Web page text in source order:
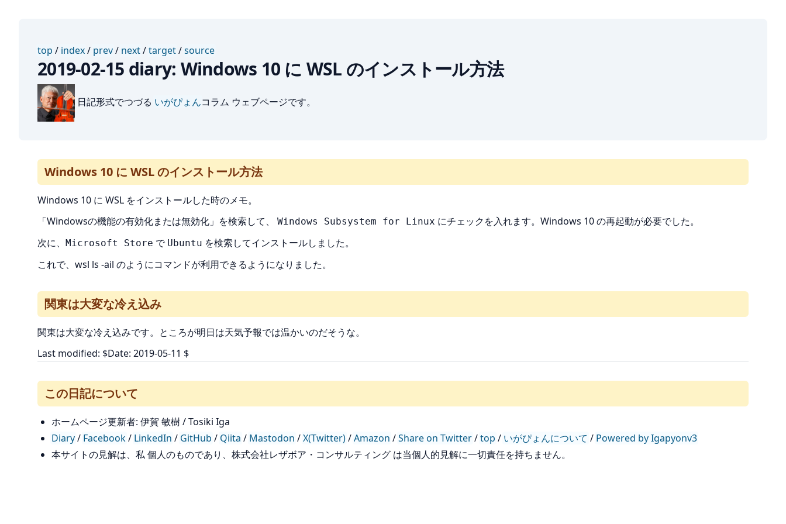
top / index/ prev/ next/target/source
2019-02-15 diary: Windows 10 に WSL のインストール方法
日記形式でつづる いがぴょんコラム ウェブページです。
Windows 10 に WSL のインストール方法
Windows 10 に WSL をインストールした時のメモ。
「Windowsの機能の有効化または無効化」を検索して、 Windows Subsystem for Linux にチェックを入れます。Windows 10 の再起動が必要でした。
次に、 Microsoft Store で Ubuntu を検索してインストールしました。
これで、wsl ls -ail のようにコマンドが利用できるようになりました。
関東は大変な冷え込み
関東は大変な冷え込みです。ところが明日は天気予報では温かいのだそうな。
Last modified: $Date: 2019-05-11 $
この日記について
ホームページ更新者: 伊賀 敏樹 / Tosiki Iga
Diary/ Facebook/ LinkedIn / GitHub / Qiita / Mastodon /X(Twitter)/Amazon /Share on Twitter/top / いがぴょんについて / Powered by Igapyonv3
本サイトの見解は、私 個人のものであり、株式会社レザボア・コンサルティング は当個人的見解に一切責任を持ちません。